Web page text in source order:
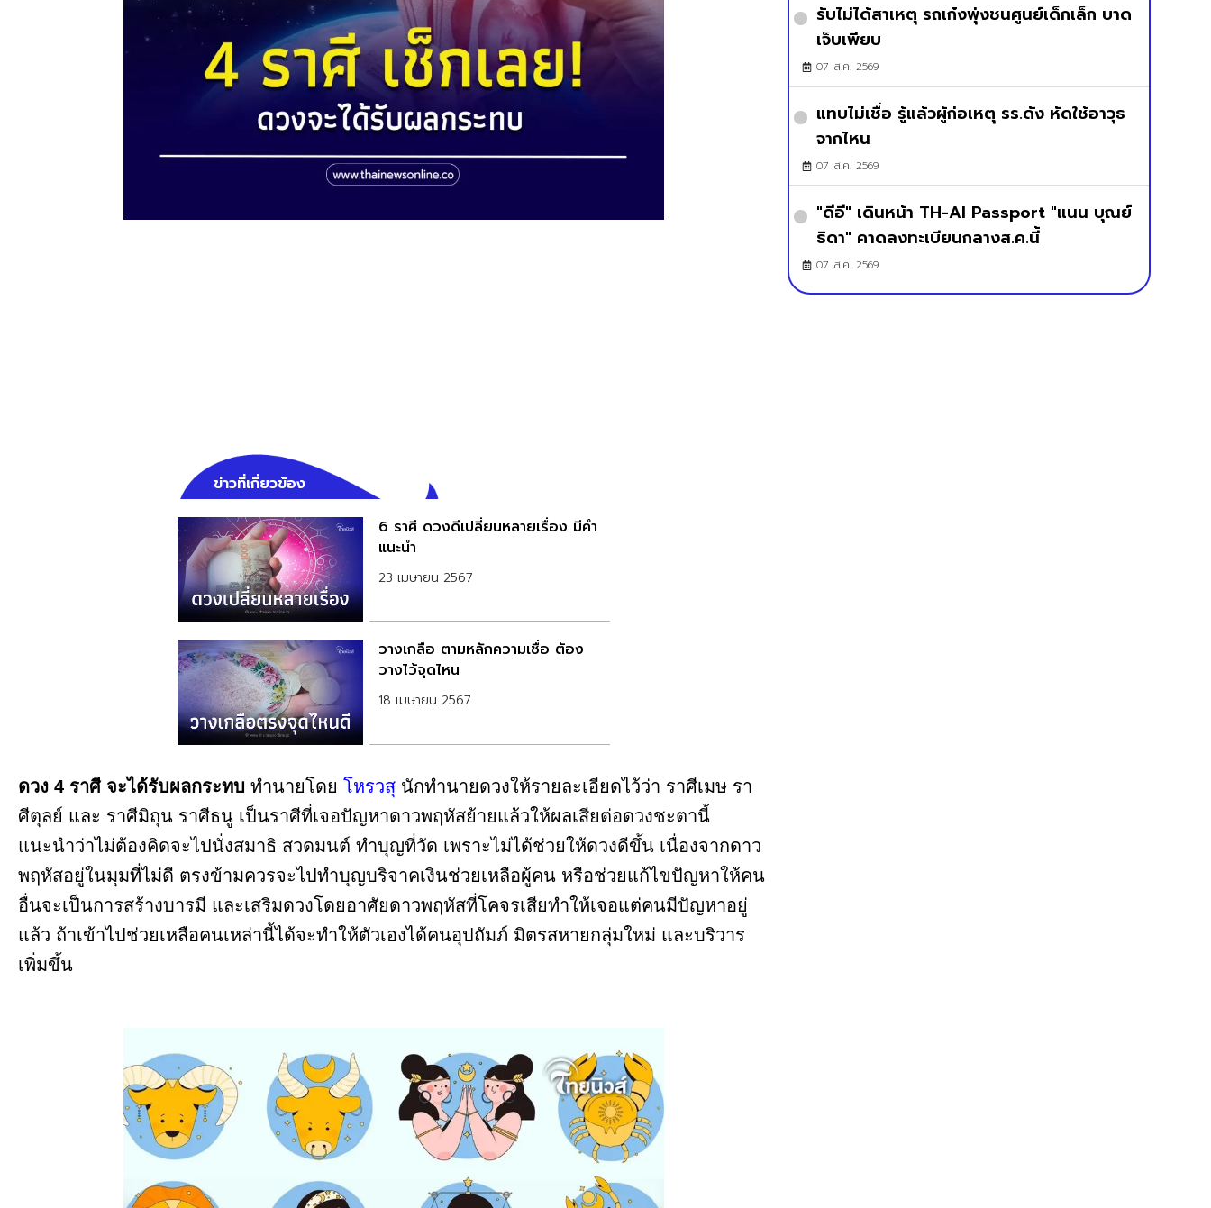
ข่าวที่เกี่ยวข้อง
6 ราศี ดวงดีเปลี่ยนหลายเรื่อง มีคำ
แนะนำ
23 เมษายน 2567
วางเกลือ ตามหลักความเชื่อ ต้อง
วางไว้จุดไหน
18 เมษายน 2567
ดวง 4 ราศี จะได้รับผลกระทบ ทำนายโดย โหรวสุ นักทำนายดวงให้รายละเอียดไว้ว่า ราศีเมษ รา
ศีตุลย์ และ ราศีมิถุน ราศีธนู เป็นราศีที่เจอปัญหาดาวพฤหัสย้ายแล้วให้ผลเสียต่อดวงชะตานี้
แนะนำว่าไม่ต้องคิดจะไปนั่งสมาธิ สวดมนต์ ทำบุญที่วัด เพราะไม่ได้ช่วยให้ดวงดีขึ้น เนื่องจากดาว
พฤหัสอยู่ในมุมที่ไม่ดี ตรงข้ามควรจะไปทำบุญบริจาคเงินช่วยเหลือผู้คน หรือช่วยแก้ไขปัญหาให้คน
อื่นจะเป็นการสร้างบารมี และเสริมดวงโดยอาศัยดาวพฤหัสที่โคจรเสียทำให้เจอแต่คนมีปัญหาอยู่
แล้ว ถ้าเข้าไปช่วยเหลือคนเหล่านี้ได้จะทำให้ตัวเองได้คนอุปถัมภ์ มิตรสหายกลุ่มใหม่ และบริวาร
เพิ่มขึ้น
รับไม่ได้สาเหตุ รถเก๋งพุ่งชนศูนย์เด็กเล็ก บาด
เจ็บเพียบ
07 ส.ค. 2569
แทบไม่เชื่อ รู้แล้วผู้ก่อเหตุ รร.ดัง หัดใช้อาวุธ
จากไหน
07 ส.ค. 2569
"ดีอี" เดินหน้า TH-AI Passport "แนน บุณย์
ธิดา" คาดลงทะเบียนกลางส.ค.นี้
07 ส.ค. 2569